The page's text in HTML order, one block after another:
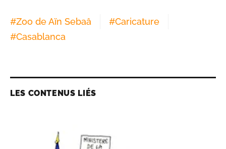
#Zoo de Aïn Sebaâ #Caricature
#Casablanca
LES CONTENUS LIÉS